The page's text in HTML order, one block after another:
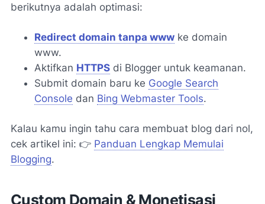
berikutnya adalah optimasi:
Redirect domain tanpa www ke domain
www.
Aktifkan HTTPS di Blogger untuk keamanan.
Submit domain baru ke Google Search
Console dan Bing Webmaster Tools.
Kalau kamu ingin tahu cara membuat blog dari nol,
cek artikel ini: 👉 Panduan Lengkap Memulai
Blogging.
Custom Domain & Monetisasi